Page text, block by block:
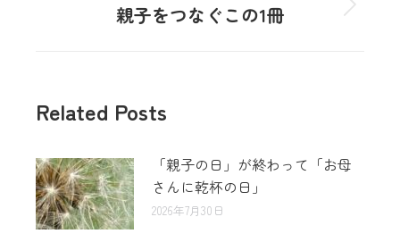
親子をつなぐこの1冊
Related Posts
「親子の日」が終わって「お母
さんに乾杯の日」
2026年7月30日